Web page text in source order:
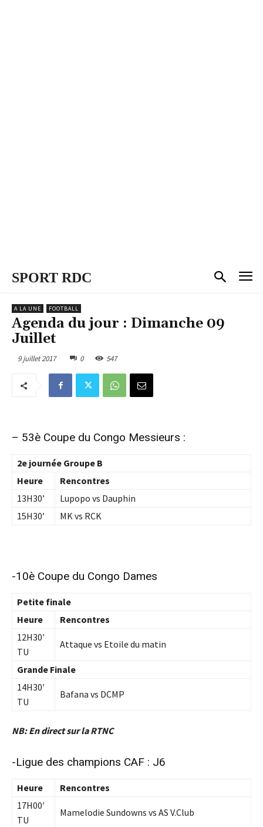
SPORT RDC
A LA UNE FOOTBALL
Agenda du jour : Dimanche 09
Juillet
9 juillet 2017 0 547
– 53è Coupe du Congo Messieurs :
2e journée Groupe B
Heure
Rencontres
13H30’
Lupopo vs Dauphin
15H30’
MK vs RCK
-10è Coupe du Congo Dames
Petite finale
Heure
Rencontres
12H30′
TU
Attaque vs Etoile du matin
Grande Finale
14H30′
TU
Bafana vs DCMP
NB: En direct sur la RTNC
-Ligue des champions CAF : J6
Heure
Rencontres
17H00′
TU
Mamelodie Sundowns vs AS V.Club